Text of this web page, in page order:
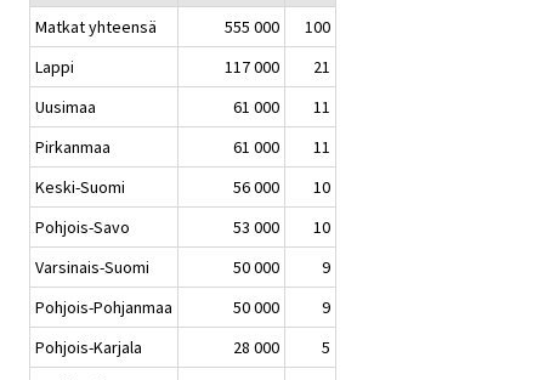
Matkat yhteensä
555 000
100
Lappi
117 000
21
Uusimaa
61 000
11
Pirkanmaa
61 000
11
Keski-Suomi
56 000
10
Pohjois-Savo
53 000
10
Varsinais-Suomi
50 000
9
Pohjois-Pohjanmaa
50 000
9
Pohjois-Karjala
28 000
5